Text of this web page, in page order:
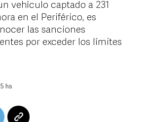
vehículo captado a 231
en el Periférico, es
las sanciones
por exceder los límites
hs